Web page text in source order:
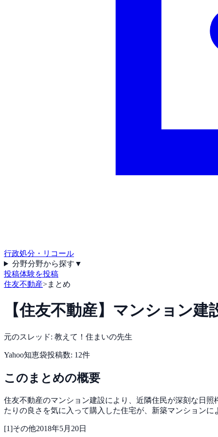
行政処分・リコール
分野分野から探す ▼
投稿体験を投稿
住友不動産>まとめ
【住友不動産】マンション
元のスレッド: 教えて！住まいの先生
Yahoo知恵袋投稿数: 12件
このまとめの概要
住友不動産のマンション建設により、近隣住民が深刻な日
たりの良さを気に入って購入した住宅が、新築マンション
[1]その他2018年5月20日